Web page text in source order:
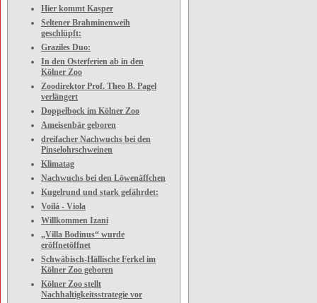
Hier kommt Kasper
Seltener Brahminenweih
geschlüpft:
Graziles Duo:
In den Osterferien ab in den
Kölner Zoo
Zoodirektor Prof. Theo B. Pagel
verlängert
Doppelbock im Kölner Zoo
Ameisenbär geboren
dreifacher Nachwuchs bei den
Pinselohrschweinen
Klimatag
Nachwuchs bei den Löwenäffchen
Kugelrund und stark gefährdet:
Voilá - Viola
Willkommen Izani
„Villa Bodinus“ wurde
eröffnetöffnet
Schwäbisch-Hällische Ferkel im
Kölner Zoo geboren
Kölner Zoo stellt
Nachhaltigkeitsstrategie vor